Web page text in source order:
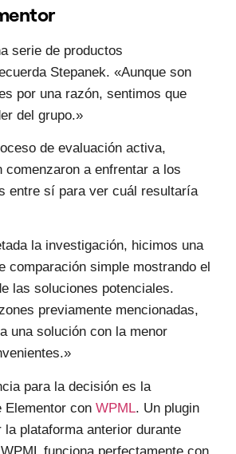
serie de productos
Stepanek. «Aunque son
por una razón, sentimos que
del grupo.»
de evaluación activa,
comenzaron a enfrentar a los
entre sí para ver cuál resultaría
la investigación, hicimos una
comparación simple mostrando el
las soluciones potenciales.
previamente mencionadas,
una solución con la menor
para la decisión es la
Elementor con WPML. Un plugin
la plataforma anterior durante